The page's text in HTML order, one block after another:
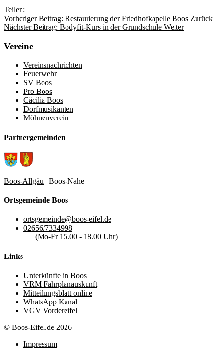
Teilen:
Vorheriger Beitrag: Restaurierung der Friedhofkapelle Boos Zurück
Nächster Beitrag: Bodyfit-Kurs in der Grundschule Weiter
Vereine
Vereinsnachrichten
Feuerwehr
SV Boos
Pro Boos
Cäcilia Boos
Dorfmusikanten
Möhnenverein
Partnergemeinden
Boos-Allgäu | Boos-Nahe
Ortsgemeinde Boos
ortsgemeinde@boos-eifel.de
02656/7334998
(Mo-Fr 15.00 - 18.00 Uhr)
Links
Unterkünfte in Boos
VRM Fahrplanauskunft
Mitteilungsblatt online
WhatsApp Kanal
VGV Vordereifel
© Boos-Eifel.de 2026
Impressum